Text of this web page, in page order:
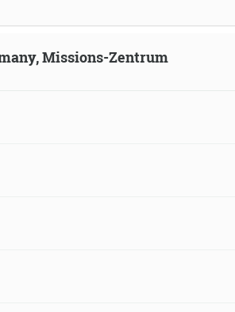
Missions-Zentrum